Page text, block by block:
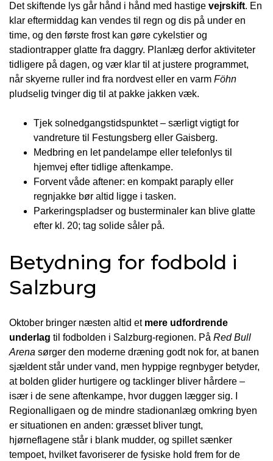
Det skiftende lys går hånd i hånd med hastige vejrskift. En
klar eftermiddag kan vendes til regn og dis på under en
time, og den første frost kan gøre cykelstier og
stadiontrapper glatte fra daggry. Planlæg derfor aktiviteter
tidligere på dagen, og vær klar til at justere programmet,
når skyerne ruller ind fra nordvest eller en varm Föhn
pludselig tvinger dig til at pakke jakken væk.
Tjek solnedgangstidspunktet – særligt vigtigt for
vandreture til Festungsberg eller Gaisberg.
Medbring en let pandelampe eller telefonlys til
hjemvej efter tidlige aftenkampe.
Forvent våde aftener: en kompakt paraply eller
regnjakke bør altid ligge i tasken.
Parkeringspladser og busterminaler kan blive glatte
efter kl. 20; tag solide såler på.
Betydning for fodbold i
Salzburg
Oktober bringer næsten altid et mere udfordrende
underlag til fodbolden i Salzburg-regionen. På Red Bull
Arena sørger den moderne dræning godt nok for, at banen
sjældent står under vand, men hyppige regnbyger betyder,
at bolden glider hurtigere og tacklinger bliver hårdere –
især i de sene aftenkampe, hvor duggen lægger sig. I
Regionalligaen og de mindre stadionanlæg omkring byen
er situationen en anden: græsset bliver tungt,
hjørneflagene står i blank mudder, og spillet sænker
tempoet, hvilket favoriserer de fysiske hold frem for de